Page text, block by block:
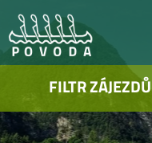
FILTR ZÁJEZDŮ